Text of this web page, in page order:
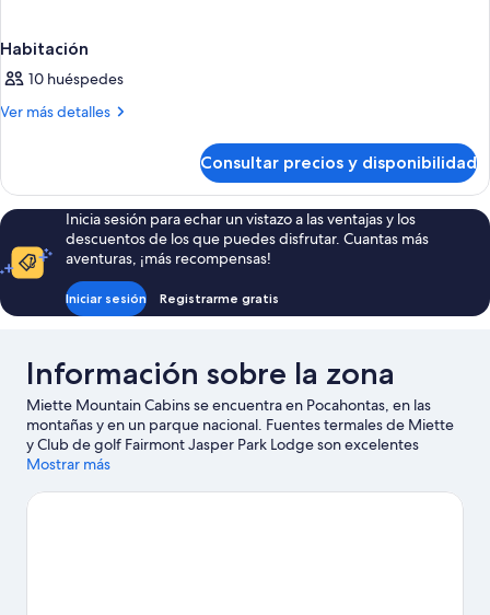
Habitación
10 huéspedes
Ver más detalles
Más
Consultar precios y disponibilidad
Inicia sesión para echar un vistazo a las ventajas y los
descuentos de los que puedes disfrutar. Cuantas más
aventuras, ¡más recompensas!
Iniciar sesión Registrarme gratis
Información sobre la zona
Miette Mountain Cabins se encuentra en Pocahontas, en las
montañas y en un parque nacional. Fuentes termales de Miette
y Club de golf Fairmont Jasper Park Lodge son excelentes
opciones para los que buscan unas vacaciones activas, pero si
Patricia son lo que necesitas. También merece la pena acercarse
Mostrar más